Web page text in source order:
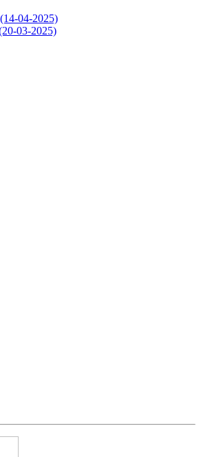
(14-04-2025)
03-2025)